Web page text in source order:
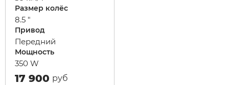
Размер колёс
8.5 "
Привод
Передний
Мощность
350 W
17 900 руб